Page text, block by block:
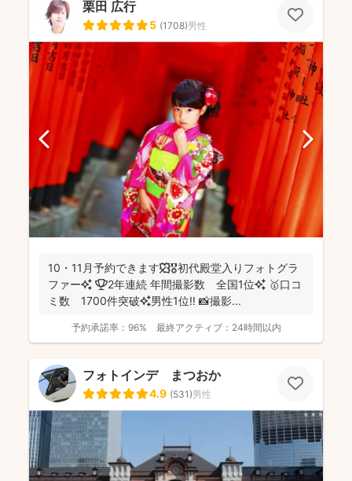
栗田 広行
5 (1708)男性
10・11月予約できます🍁🎖初代殿堂入りフォトグラ
ファー✨ 🏆2年連続 年間撮影数 全国1位✨ 🥇口コ
ミ数 1700件突破✨男性1位‼️ 📸撮影...
予約承諾率： 96% 最終アクティブ： 24時間以内
フォトインデ まつおか
4.9 (531)男性